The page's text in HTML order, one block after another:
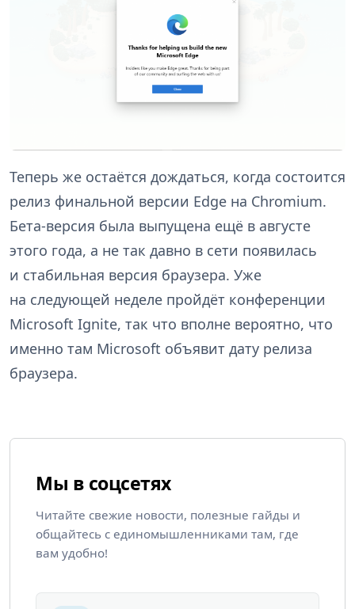
Теперь же остаётся дождаться, когда состоится
релиз финальной версии Edge на Chromium.
Бета-версия была выпущена ещё в августе
этого года, а не так давно в сети появилась
и стабильная версия браузера. Уже
на следующей неделе пройдёт конференции
Microsoft Ignite, так что вполне вероятно, что
именно там Microsoft объявит дату релиза
браузера.
Мы в соцсетях
Читайте свежие новости, полезные гайды и
общайтесь с единомышленниками там, где
вам удобно!